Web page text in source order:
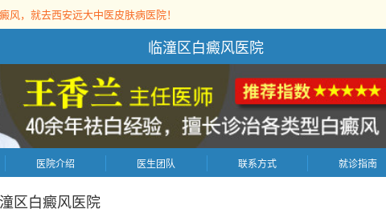
风，就去西安远大中医皮肤病医院！
临潼区白癜风医院
医院介绍 医生团队 联系方式 就诊指南
区白癜风医院